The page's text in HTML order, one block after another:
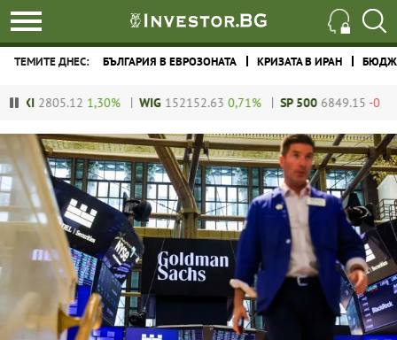
ТЕМИТЕ ДНЕС: БЪЛГАРИЯ В ЕВРОЗОНАТА КРИЗАТА В ИРАН
1,30% WIG 152152.63 0,71% SP 500 6849.15-0,01% DJIA